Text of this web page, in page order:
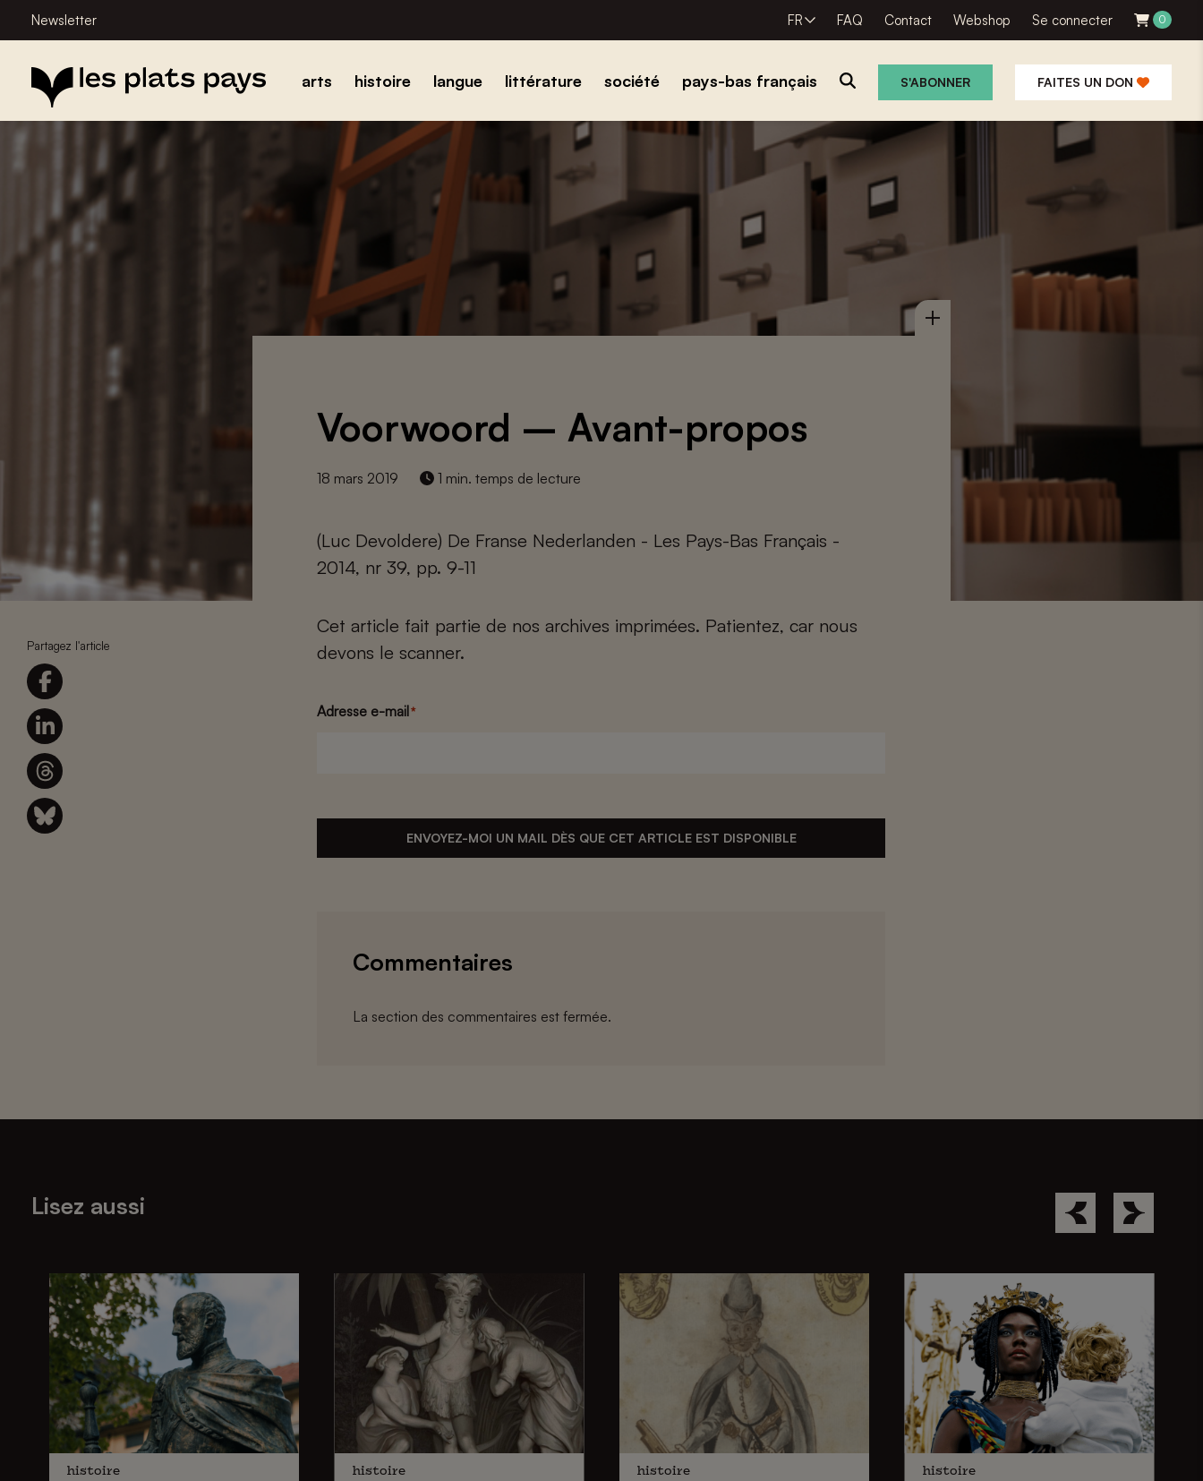
Newsletter FR FAQ Contact Webshop Se connecter 0
arts histoire langue littérature société pays-bas français S'ABONNER FAITES UN DON
Partagez l'article
Voorwoord – Avant-propos
18 mars 2019 1 min. temps de lecture
(Luc Devoldere) De Franse Nederlanden - Les Pays-Bas Français -
2014, nr 39, pp. 9-11
Cet article fait partie de nos archives imprimées. Patientez, car nous
devons le scanner.
Adresse e-mail *
ENVOYEZ-MOI UN MAIL DÈS QUE CET ARTICLE EST DISPONIBLE
Commentaires
La section des commentaires est fermée.
Lisez aussi
histoire histoire histoire histoire